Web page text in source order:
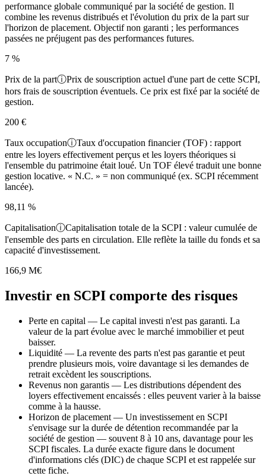
performance globale communiqué par la société de gestion. Il
combine les revenus distribués et l'évolution du prix de la part sur
l'horizon de placement. Objectif non garanti ; les performances
passées ne préjugent pas des performances futures.
7 %
Prix de la partⓘPrix de souscription actuel d'une part de cette SCPI,
hors frais de souscription éventuels. Ce prix est fixé par la société de
gestion.
200 €
Taux occupationⓘTaux d'occupation financier (TOF) : rapport
entre les loyers effectivement perçus et les loyers théoriques si
l'ensemble du patrimoine était loué. Un TOF élevé traduit une bonne
gestion locative. « N.C. » = non communiqué (ex. SCPI récemment
lancée).
98,11 %
CapitalisationⓘCapitalisation totale de la SCPI : valeur cumulée de
l'ensemble des parts en circulation. Elle reflète la taille du fonds et sa
capacité d'investissement.
166,9 M€
Investir en SCPI comporte des risques
Perte en capital — Le capital investi n'est pas garanti. La
valeur de la part évolue avec le marché immobilier et peut
baisser.
Liquidité — La revente des parts n'est pas garantie et peut
prendre plusieurs mois, voire davantage si les demandes de
retrait excèdent les souscriptions.
Revenus non garantis — Les distributions dépendent des
loyers effectivement encaissés : elles peuvent varier à la baisse
comme à la hausse.
Horizon de placement — Un investissement en SCPI
s'envisage sur la durée de détention recommandée par la
société de gestion — souvent 8 à 10 ans, davantage pour les
SCPI fiscales. La durée exacte figure dans le document
d'informations clés (DIC) de chaque SCPI et est rappelée sur
cette fiche.